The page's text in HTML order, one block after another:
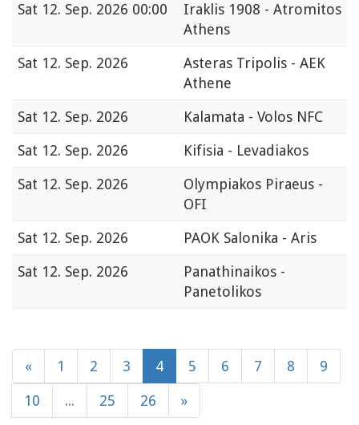
Sat 12. Sep. 2026 00:00
Iraklis 1908 - Atromitos
Athens
Sat 12. Sep. 2026
Asteras Tripolis - AEK
Athene
Sat 12. Sep. 2026
Kalamata - Volos NFC
Sat 12. Sep. 2026
Kifisia - Levadiakos
Sat 12. Sep. 2026
Olympiakos Piraeus -
OFI
Sat 12. Sep. 2026
PAOK Salonika - Aris
Sat 12. Sep. 2026
Panathinaikos -
Panetolikos
« 1 2 3 4 5 6 7 8 9
10 ... 25 26 »